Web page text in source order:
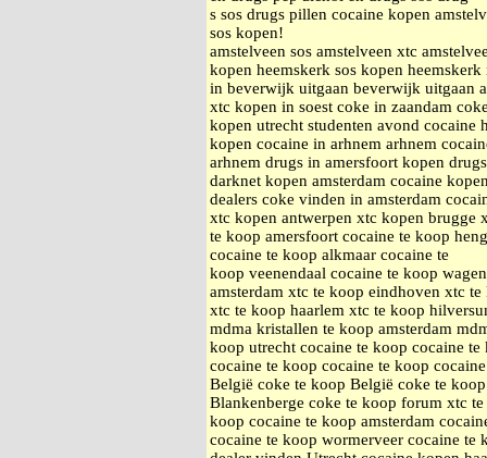
s sos drugs pillen cocaine kopen
sos kopen!
amstelveen sos amstelveen xtc
kopen heemskerk sos kopen
in beverwijk uitgaan beverwijk uitgaan
xtc kopen in soest coke in zaandam
kopen utrecht studenten avond
kopen cocaine in arhnem arhnem
arhnem drugs in amersfoort kopen
darknet kopen amsterdam cocaine
dealers coke vinden in amsterdam
xtc kopen antwerpen xtc kopen brugge
te koop amersfoort cocaine te koop
cocaine te koop alkmaar cocaine te
koop veenendaal cocaine te koop
amsterdam xtc te koop eindhoven xtc
xtc te koop haarlem xtc te koop
mdma kristallen te koop amsterdam
koop utrecht cocaine te koop cocaine
cocaine te koop cocaine te koop
België coke te koop België coke te
Blankenberge coke te koop forum xtc
koop cocaine te koop amsterdam
cocaine te koop wormerveer cocaine te